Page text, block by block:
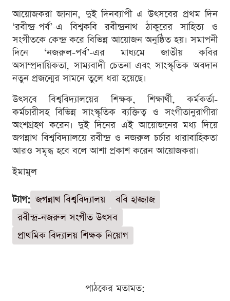
আয়োজকরা জানান, দুই দিনব্যাপী এ উৎসবের প্রথম দিন
‘রবীন্দ্র-পর্ব’-এ বিশ্বকবি রবীন্দ্রনাথ ঠাকুরের সাহিত্য ও
সংগীতকে কেন্দ্র করে বিভিন্ন আয়োজন অনুষ্ঠিত হয়। সমাপনী
দিনে ‘নজরুল-পর্ব’-এর মাধ্যমে জাতীয় কবির
অসাম্প্রদায়িকতা, সাম্যবাদী চেতনা এবং সাংস্কৃতিক অবদান
নতুন প্রজন্মের সামনে তুলে ধরা হয়েছে।
উৎসবে বিশ্ববিদ্যালয়ের শিক্ষক, শিক্ষার্থী, কর্মকর্তা-
কর্মচারীসহ বিভিন্ন সাংস্কৃতিক ব্যক্তিত্ব ও সংগীতানুরাগীরা
অংশগ্রহণ করেন। দুই দিনের এই আয়োজনের মধ্য দিয়ে
জগন্নাথ বিশ্ববিদ্যালয়ে রবীন্দ্র ও নজরুল চর্চার ধারাবাহিকতা
আরও সমৃদ্ধ হবে বলে আশা প্রকাশ করেন আয়োজকরা।
ইমামুল
ট্যাগ: জগন্নাথ বিশ্ববিদ্যালয়
ববি হাজ্জাজ
রবীন্দ্র-নজরুল সংগীত উৎসব
প্রাথমিক বিদ্যালয় শিক্ষক নিয়োগ
পাঠকের মতামত: